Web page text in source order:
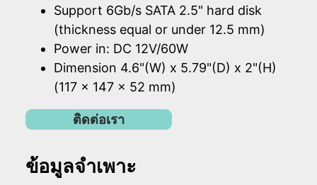
Support 6Gb/s SATA 2.5" hard disk
(thickness equal or under 12.5 mm)
Power in: DC 12V/60W
Dimension 4.6"(W) x 5.79"(D) x 2"(H)
(117 x 147 x 52 mm)
ติดต่อเรา
ข้อมูลจำเพาะ